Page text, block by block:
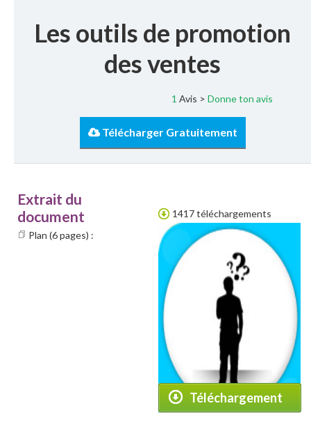
Les outils de promotion
des ventes
1 Avis > Donne ton avis
Télécharger Gratuitement
Téléchargement
1417 téléchargements
Extrait du
document
Plan (6 pages) :